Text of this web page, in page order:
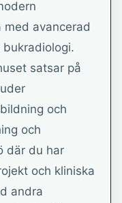
avancerad
satsar på
och
och
där du har
och kliniska
andra